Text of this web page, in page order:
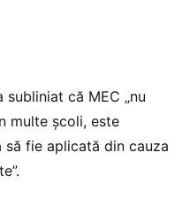
că MEC „nu
multe școli, este
să fie aplicată din cauza